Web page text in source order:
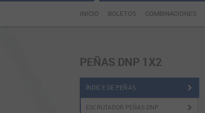
INICIO BOLETOS COMBINACIONES
PEÑAS DNP 1X2
ÍNDICE DE PEÑAS
ESCRUTADOR PEÑAS DNP